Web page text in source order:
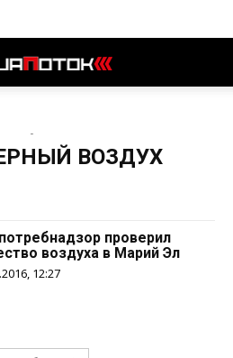
-
ВОЗДУХ
проверил
воздуха в Марий Эл
12:27